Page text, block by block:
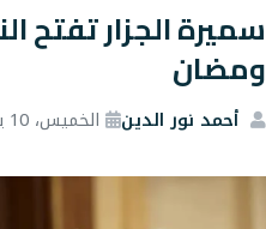
سميرة الجزار تفتح
ومضان
أحمد نور الدين الخميس، 10 يوليو 2025 6:30 م